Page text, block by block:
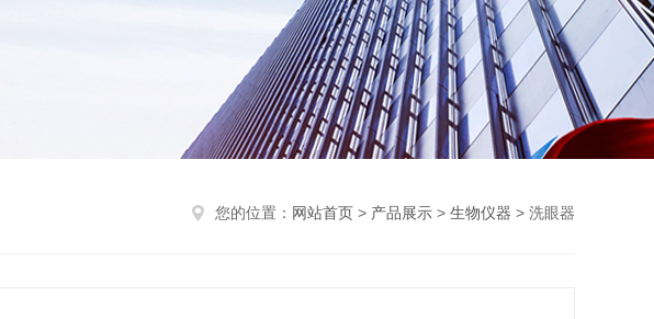
您的位置： 网站首页 > 产品展示 > 生物仪器 > 洗眼器